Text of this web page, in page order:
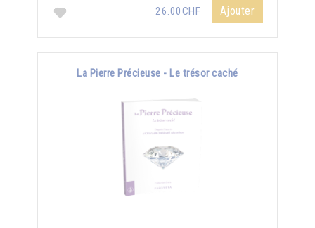
26.00CHF Ajouter
La Pierre Précieuse - Le trésor caché